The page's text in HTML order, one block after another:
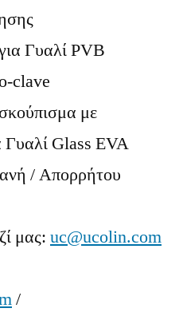
Γυαλί PVB
clave
με
Γυαλί Glass EVA
/ Απορρήτου
μας: uc@ucolin.com
/